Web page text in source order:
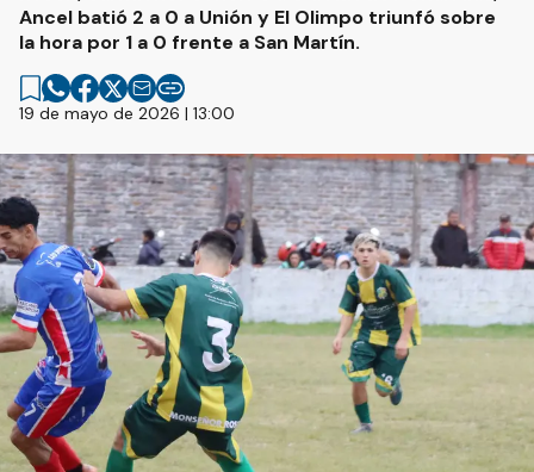
Ancel batió 2 a 0 a Unión y El Olimpo triunfó sobre
la hora por 1 a 0 frente a San Martín.
19 de mayo de 2026 | 13:00